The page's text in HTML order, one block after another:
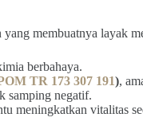
membuatnya layak
berbahaya.
TR 173 307 191),
samping negatif.
meningkatkan vitalitas